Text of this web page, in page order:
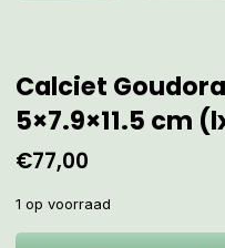
Calciet
5×7.9×11.5 cm
€77,00
1 op voorraad